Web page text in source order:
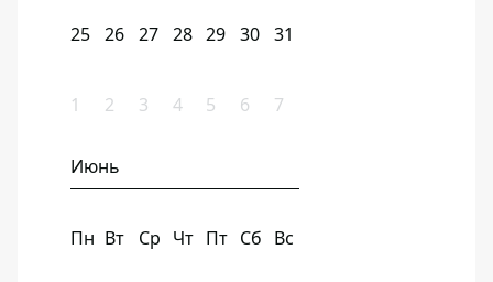
25 26 27 28 29 30 31
1 2 3 4 5 6 7
Июнь
Пн Вт Ср Чт Пт Сб Вс